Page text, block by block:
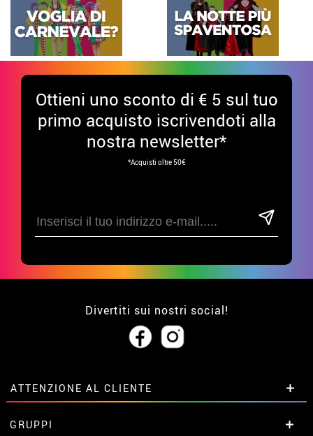
Ottieni uno sconto di € 5 sul tuo
primo acquisto iscrivendoti alla
nostra newsletter*
*Acquisti oltre 50€
Divertiti sui nostri social!
ATTENZIONE AL CLIENTE
• Su di noi
GRUPPI